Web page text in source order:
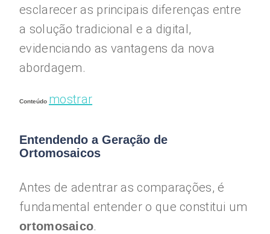
esclarecer as principais diferenças entre
a solução tradicional e a digital,
evidenciando as vantagens da nova
abordagem.
Conteúdo mostrar
Entendendo a Geração de
Ortomosaicos
Antes de adentrar as comparações, é
fundamental entender o que constitui um
ortomosaico.